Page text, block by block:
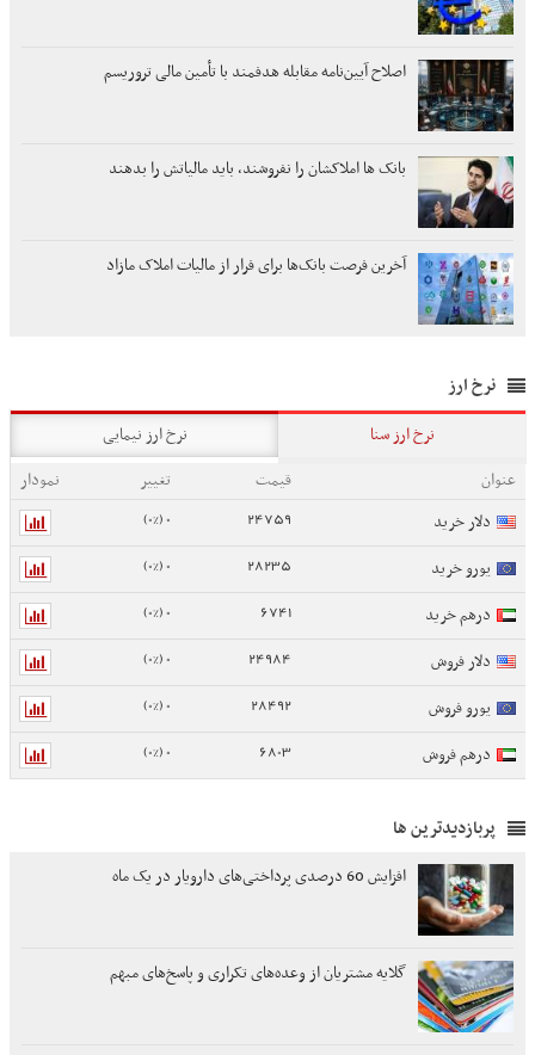
اصلاح آیین‌نامه مقابله هدفمند با تأمین مالی تروریسم
بانک ها املاکشان را نفروشند، باید مالیاتش را بدهند
آخرین فرصت بانک‌ها برای فرار از مالیات املاک مازاد
نرخ ارز
نرخ ارز سنا
نرخ ارز نیمایی
عنوان
قیمت تغییر
نمودار
دلار خرید
24759
0 (0%)
یورو خرید 28235
0 (0%)
درهم خرید 6741
0 (0%)
دلار فروش 24984
0 (0%)
یورو فروش 28492
0 (0%)
درهم فروش 6803
0 (0%)
پربازدیدترین ها
افزایش 60 درصدی پرداختی‌های دارویار در یک ماه
گلایه مشتریان از وعده‌های تکراری و پاسخ‌های مبهم